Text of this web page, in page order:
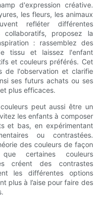
d'expression créative.
les fleurs, les animaux
refléter différentes
collaboratifs, proposez la
: rassemblez des
tissu et laissez l'enfant
et couleurs préférés. Cet
de l'observation et clarifie
ses futurs achats ou ses
plus efficaces.
peut aussi être un
les enfants à composer
et bas, en expérimentant
ou contrastées.
des couleurs de façon
certaines couleurs
créent des contrastes
les différentes options
plus à l’aise pour faire des